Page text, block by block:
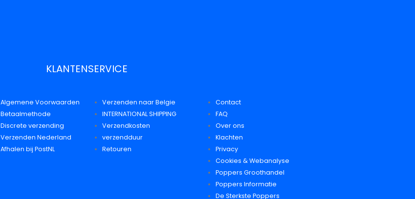
KLANTENSERVICE
Algemene Voorwaarden
Betaalmethode
Discrete verzending
Verzenden Nederland
Afhalen bij PostNL
Verzenden naar Belgie
INTERNATIONAL SHIPPING
Verzendkosten
verzendduur
Retouren
Contact
FAQ
Over ons
Klachten
Privacy
Cookies & Webanalyse
Poppers Groothandel
Poppers Informatie
De Sterkste Poppers